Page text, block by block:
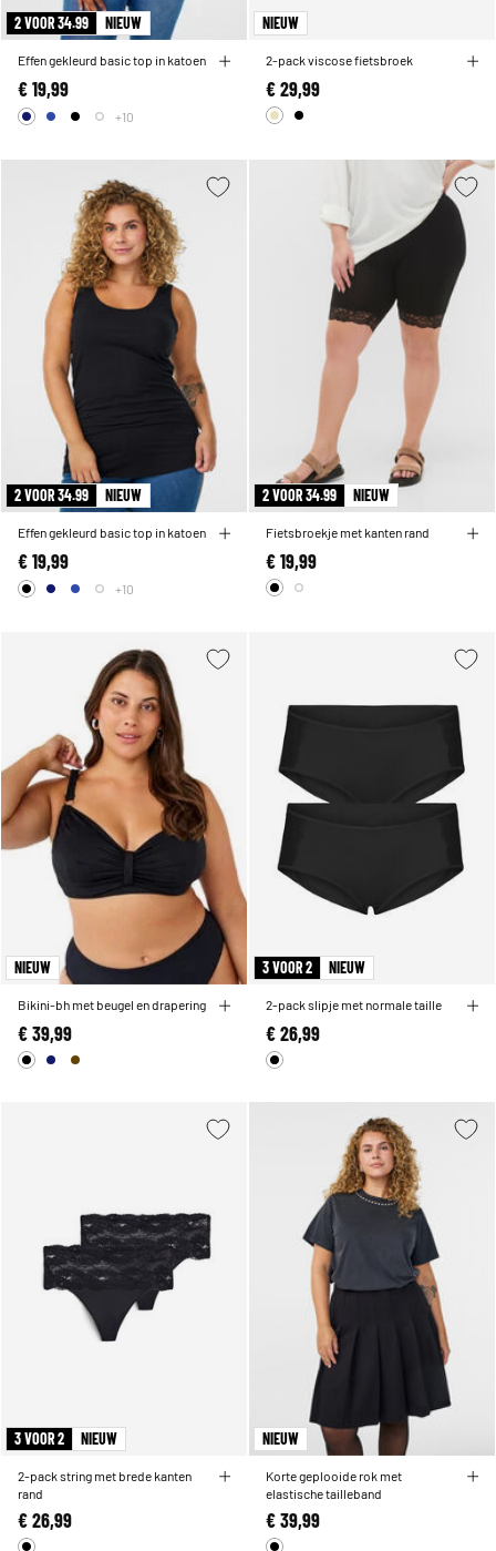
2 VOOR 34.99 NIEUW
Effen gekleurd basic top in katoen
€ 19,99
+10
NIEUW
2-pack viscose fietsbroek
€ 29,99
2 VOOR 34.99 NIEUW
Effen gekleurd basic top in katoen
€ 19,99
+10
2 VOOR 34.99 NIEUW
Fietsbroekje met kanten rand
€ 19,99
NIEUW
Bikini-bh met beugel en drapering
€ 39,99
3 VOOR 2 NIEUW
2-pack slipje met normale taille
€ 26,99
3 VOOR 2 NIEUW
2-pack string met brede kanten
rand
€ 26,99
NIEUW
Korte geplooide rok met
elastische tailleband
€ 39,99